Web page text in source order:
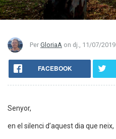
Per GloriaA on dj., 11/07/
FACEBOOK
Senyor,
en el silenci d’aquest dia que neix,